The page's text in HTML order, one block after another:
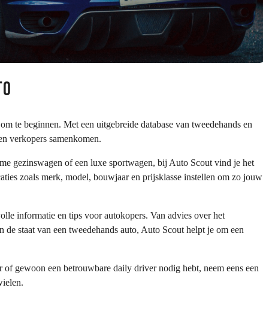
te beginnen. Met een uitgebreide database van tweedehands en
verkopers samenkomen.
gezinswagen of een luxe sportwagen, bij Auto Scout vind je het
zoals merk, model, bouwjaar en prijsklasse instellen om zo jouw
informatie en tips voor autokopers. Van advies over het
staat van een tweedehands auto, Auto Scout helpt je om een
gewoon een betrouwbare daily driver nodig hebt, neem eens een